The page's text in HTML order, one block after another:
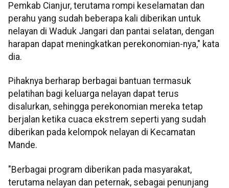
Pemkab Cianjur, terutama rompi keselamatan dan
perahu yang sudah beberapa kali diberikan untuk
nelayan di Waduk Jangari dan pantai selatan, dengan
harapan dapat meningkatkan perekonomian-nya," kata
dia.
Pihaknya berharap berbagai bantuan termasuk
pelatihan bagi keluarga nelayan dapat terus
disalurkan, sehingga perekonomian mereka tetap
berjalan ketika cuaca ekstrem seperti yang sudah
diberikan pada kelompok nelayan di Kecamatan
Mande.
"Berbagai program diberikan pada masyarakat,
terutama nelayan dan peternak, sebagai penunjang